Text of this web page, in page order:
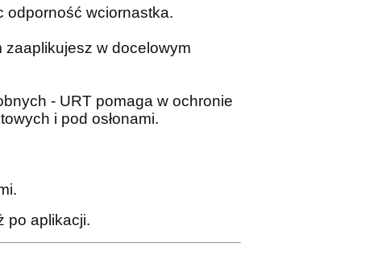
odporność wciornastka.
zaaplikujesz w docelowym
- URT pomaga w ochronie
i pod osłonami.
po aplikacji.